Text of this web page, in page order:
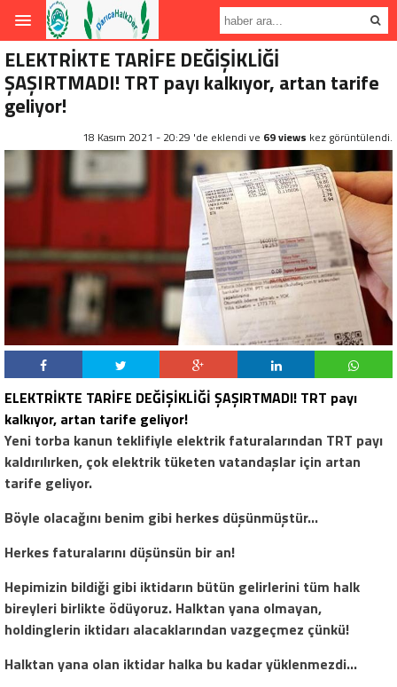
ELEKTRİKTE TARİFE DEĞİŞİKLİĞİ
ŞAŞIRTMADI! TRT payı kalkıyor, artan tarife
geliyor!
18 Kasım 2021 - 20:29 'de eklendi ve 69 views kez görüntülendi.
ELEKTRİKTE TARİFE DEĞİŞİKLİĞİ ŞAŞIRTMADI! TRT payı
kalkıyor, artan tarife geliyor!
Yeni torba kanun teklifiyle elektrik faturalarından TRT payı
kaldırılırken, çok elektrik tüketen vatandaşlar için artan
tarife geliyor.
Böyle olacağını benim gibi herkes düşünmüştür…
Herkes faturalarını düşünsün bir an!
Hepimizin bildiği gibi iktidarın bütün gelirlerini tüm halk
bireyleri birlikte ödüyoruz. Halktan yana olmayan,
holdinglerin iktidarı alacaklarından vazgeçmez çünkü!
Halktan yana olan iktidar halka bu kadar yüklenmezdi…